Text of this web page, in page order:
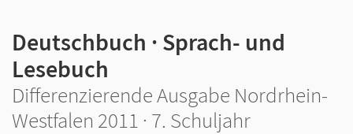
Deutschbuch · Sprach- und
Lesebuch
Differenzierende Ausgabe Nordrhein-
Westfalen 2011 · 7. Schuljahr